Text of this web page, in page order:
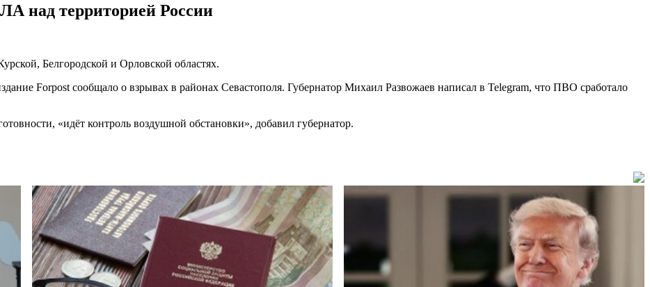
над территорией России
Белгородской и Орловской областях.
Forpost сообщало о взрывах в районах Севастополя. Губернатор Михаил Развожаев написал в Telegram, что ПВО сработало
«идёт контроль воздушной обстановки», добавил губернатор.